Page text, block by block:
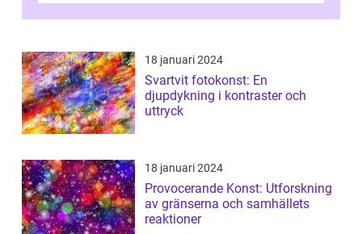
...
18 januari 2024
Svartvit fotokonst: En
djupdykning i kontraster och
uttryck
18 januari 2024
Provocerande Konst: Utforskning
av gränserna och samhällets
reaktioner